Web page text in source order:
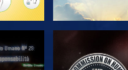
GUARDA